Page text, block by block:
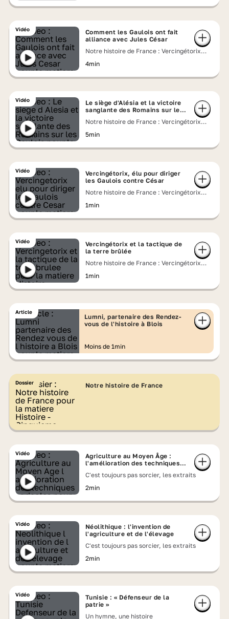
Vidéo
Comment les Gaulois ont fait
alliance avec Jules César
Notre histoire de France : Vercingétorix
4min
Vidéo
Le siège d'Alésia et la victoire
sanglante des Romains sur les
Notre histoire de France : Vercingétorix
5min
Vidéo
Vercingétorix, élu pour diriger
les Gaulois contre César
Notre histoire de France : Vercingétorix
1min
Vidéo
Vercingétorix et la tactique de
la terre brûlée
Notre histoire de France : Vercingétorix
1min
Article
Lumni, partenaire des Rendez-
vous de l'histoire à Blois
Moins de 1min
Dossier Notre histoire de France
Vidéo
Agriculture au Moyen Âge :
l'amélioration des techniques
C'est toujours pas sorcier, les extraits
2min
Vidéo
Néolithique : l'invention de
l'agriculture et de l'élevage
C'est toujours pas sorcier, les extraits
2min
Vidéo
Tunisie : « Défenseur de la
patrie »
Un hymne, une histoire